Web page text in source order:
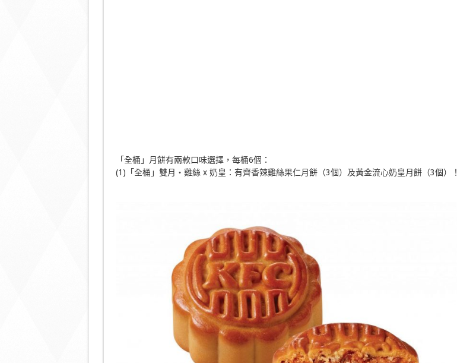
「全桶」月餅有兩款口味選擇，每桶6個：
(1)「全桶」雙月・雞絲 x 奶皇：有齊香辣雞絲果仁月餅（3個）及黃金流心奶皇月餅（3個）！